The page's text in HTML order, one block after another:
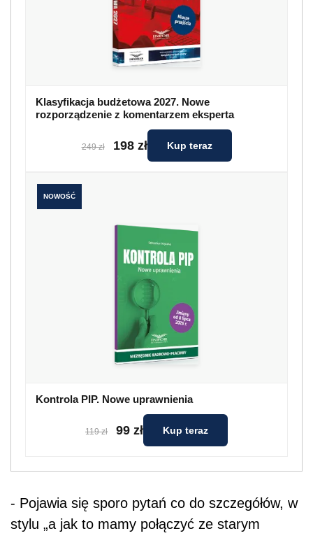
Klasyfikacja budżetowa 2027. Nowe
rozporządzenie z komentarzem eksperta
249 zł 198 zł Kup teraz
NOWOŚĆ
Kontrola PIP. Nowe uprawnienia
119 zł 99 zł Kup teraz
- Pojawia się sporo pytań co do szczegółów, w
stylu „a jak to mamy połączyć ze starym